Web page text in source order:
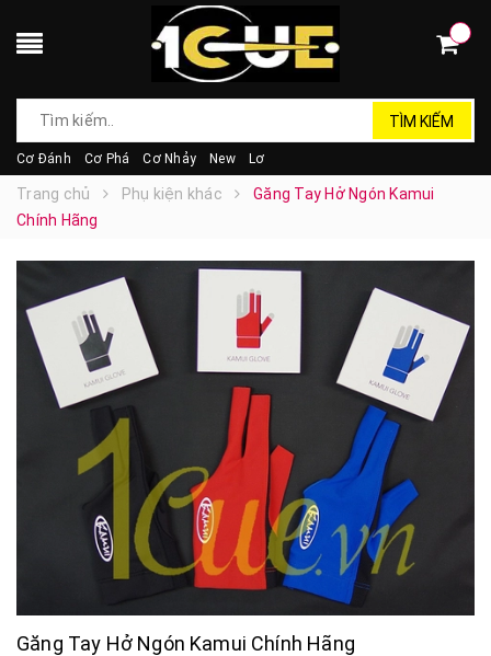
TÌM KIẾM
Cơ Đánh Cơ Phá Cơ Nhảy New Lơ
Trang chủ Phụ kiện khác
Găng Tay Hở Ngón Kamui
Chính Hãng
Găng Tay Hở Ngón Kamui Chính Hãng